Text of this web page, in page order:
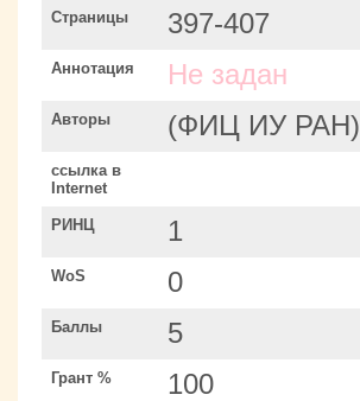
Страницы 397-407
Аннотация Не задан
Авторы (ФИЦ ИУ РАН)
ссылка в
Internet
РИНЦ 1
WoS 0
Баллы 5
Грант % 100